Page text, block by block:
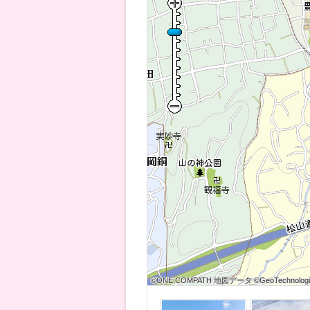
©ONE COMPATH 地図データ
©ONE COMPATH 地図データ
©ONE COMPATH 地図データ
©ONE COMPATH 地図データ
©ONE COMPATH 地図データ
©ONE COMPATH 地図データ
©ONE COMPATH 地図データ
©ONE COMPATH 地図データ
©ONE COMPATH 地図データ